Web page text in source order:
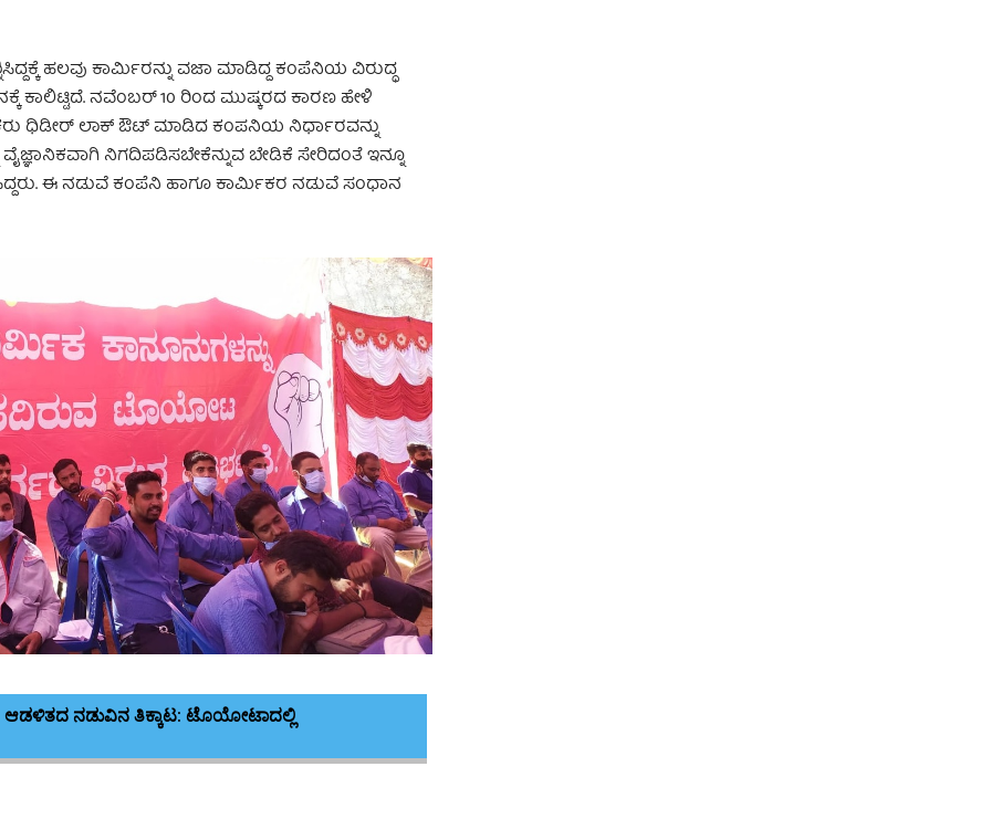
ಹಲವು ಕಾರ್ಮಿರನ್ನು ವಜಾ ಮಾಡಿದ್ದ ಕಂಪೆನಿಯ ವಿರುದ್ಧ
ಕಾಲಿಟ್ಟಿದೆ. ನವೆಂಬರ್‌ 10 ರಿಂದ ಮುಷ್ಕರದ ಕಾರಣ ಹೇಳಿ
ಧಿಡೀರ್ ಲಾಕ್ ಔಟ್ ಮಾಡಿದ ಕಂಪನಿಯ ನಿರ್ಧಾರವನ್ನು
ನಿಗದಿಪಡಿಸಬೇಕೆನ್ನುವ ಬೇಡಿಕೆ ಸೇರಿದಂತೆ ಇನ್ನೂ
ಈ ನಡುವೆ ಕಂಪೆನಿ ಹಾಗೂ ಕಾರ್ಮಿಕರ ನಡುವೆ ಸಂಧಾನ
ಆಡಳಿತದ ನಡುವಿನ ತಿಕ್ಕಾಟ: ಟೊಯೋಟಾದಲ್ಲಿ